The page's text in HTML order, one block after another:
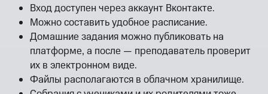
Вход доступен через аккаунт Вконтакте.
Можно составить удобное расписание.
Домашние задания можно публиковать на
платформе, а после — преподаватель проверит
их в электронном виде.
Файлы располагаются в облачном хранилище.